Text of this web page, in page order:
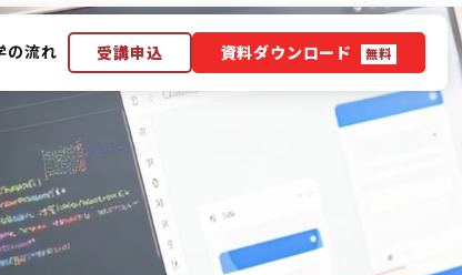
の流れ 受講申込 資料ダウンロード 無料